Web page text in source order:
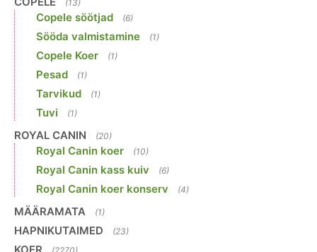
(13)
Copele söötjad (6)
Sööda valmistamine (1)
Copele Koer (1)
Pesad (1)
Tarvikud (1)
Tuvi (1)
ROYAL CANIN (20)
Royal Canin koer (10)
Royal Canin kass kuiv (6)
Royal Canin koer konserv (4)
MÄÄRAMATA (1)
HAPNIKUTAIMED (23)